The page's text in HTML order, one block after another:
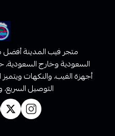
متجر فيب المدينة أفضل
السعودية وخارج
أجهزة الفيب، والنكهات
التوصيل السريع،